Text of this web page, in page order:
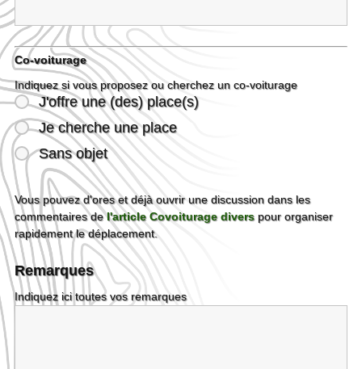
Co-voiturage
J'offre une (des) place(s)
Je cherche une place
Sans objet
Indiquez si vous proposez ou cherchez un co-voiturage
Vous pouvez d'ores et déjà ouvrir une discussion dans les
commentaires del'article Covoiturage divers pour organiser
rapidement le déplacement.
Remarques
Indiquez ici toutes vos remarques